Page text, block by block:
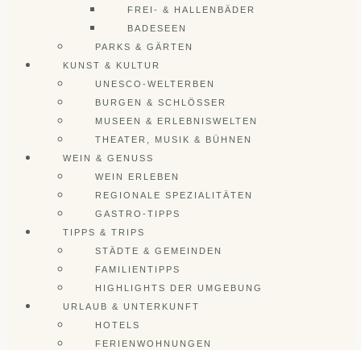
FREI- & HALLENBÄDER
BADESEEN
PARKS & GÄRTEN
KUNST & KULTUR
UNESCO-WELTERBEN
BURGEN & SCHLÖSSER
MUSEEN & ERLEBNISWELTEN
THEATER, MUSIK & BÜHNEN
WEIN & GENUSS
WEIN ERLEBEN
REGIONALE SPEZIALITÄTEN
GASTRO-TIPPS
TIPPS & TRIPS
STÄDTE & GEMEINDEN
FAMILIENTIPPS
HIGHLIGHTS DER UMGEBUNG
URLAUB & UNTERKUNFT
HOTELS
FERIENWOHNUNGEN